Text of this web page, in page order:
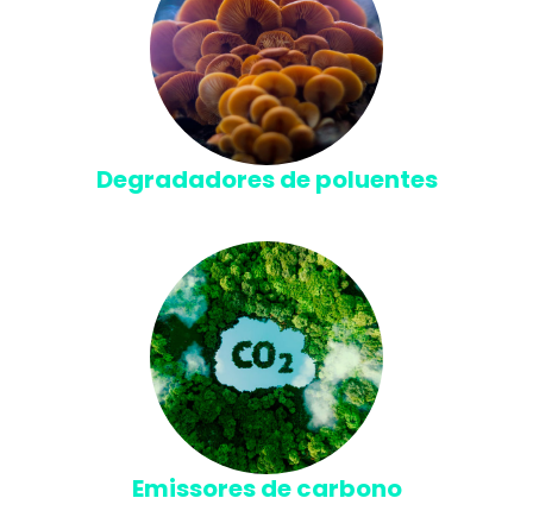
Degradadores de poluentes
Emissores de carbono